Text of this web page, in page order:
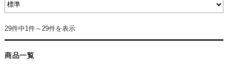
29件中1件～29件を表示
商品一覧